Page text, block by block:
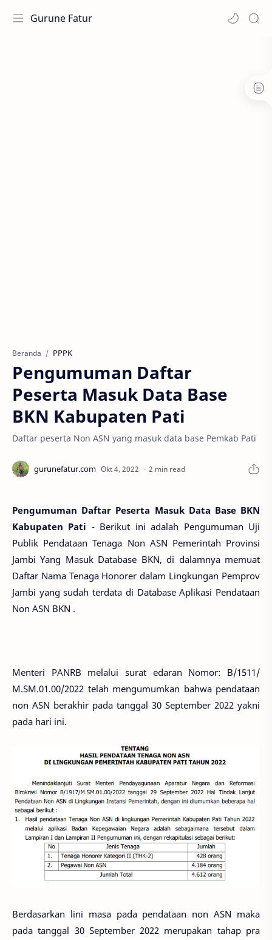
Gurune Fatur
Beranda PPPK
Pengumuman Daftar
Peserta Masuk Data Base
BKN Kabupaten Pati
Daftar peserta Non ASN yang masuk data base Pemkab Pati
2 min read
Pengumuman Daftar Peserta Masuk Data Base BKN
Kabupaten Pati - Berikut ini adalah Pengumuman Uji
Publik Pendataan Tenaga Non ASN Pemerintah Provinsi
Jambi Yang Masuk Database BKN, di dalamnya memuat
Daftar Nama Tenaga Honorer dalam Lingkungan Pemprov
Jambi yang sudah terdata di Database Aplikasi Pendataan
Non ASN BKN .
Menteri PANRB melalui surat edaran Nomor: B/1511/
M.SM.01.00/2022 telah mengumumkan bahwa pendataan
non ASN berakhir pada tanggal 30 September 2022 yakni
pada hari ini.
Berdasarkan lini masa pada pendataan non ASN maka
pada tanggal 30 September 2022 merupakan tahap pra